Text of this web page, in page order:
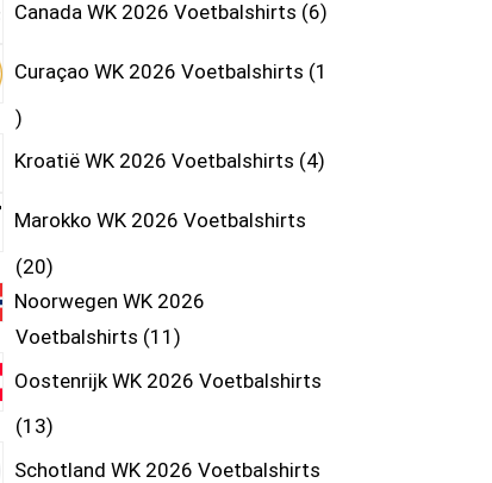
Canada WK 2026 Voetbalshirts 6
Curaçao WK 2026 Voetbalshirts 1
Kroatië WK 2026 Voetbalshirts 4
Marokko WK 2026 Voetbalshirts
20
Noorwegen WK 2026
Voetbalshirts 11
Oostenrijk WK 2026 Voetbalshirts
13
Schotland WK 2026 Voetbalshirts